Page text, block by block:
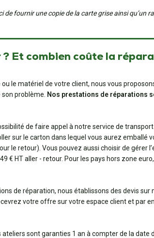
de fournir une copie de la carte grise ainsi qu’un
Et combien coûte la
le matériel de votre client, nous vous
problème. Nos prestations de réparations
de faire appel à notre service de
sur le carton dans lequel vous aurez emballé
le retour). Vous pouvez aussi choisir de
€ HT aller - retour. Pour les pays hors zone
de réparation, nous établissons des devis
votre offre sur votre espace client et par
ateliers sont garanties 1 an à compter de la